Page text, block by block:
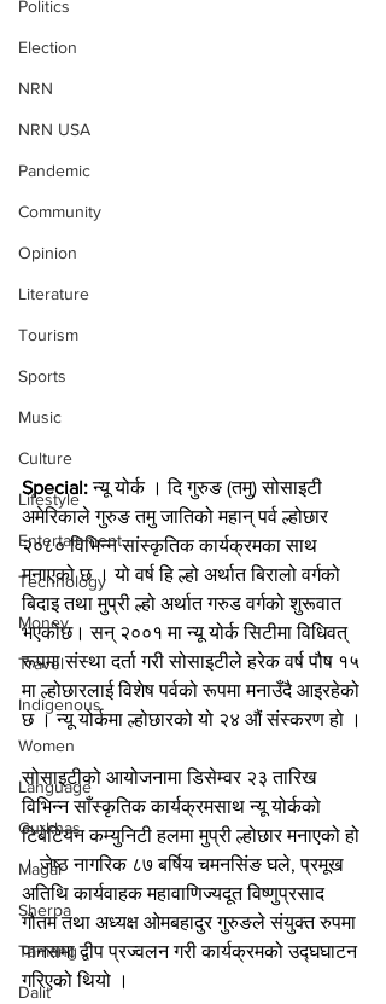
Politics
Election
NRN
NRN USA
Pandemic
Community
Opinion
Literature
Tourism
Sports
Music
Culture
Lifestyle
Entertainment
Technology
Money
Travel
Indigenous
Women
Language
Gurkhas
Magar
Sherpa
Tamang
Dalit
Special: न्यू योर्क । दि गुरुङ (तमु) सोसाइटी
अमेरिकाले गुरुङ तमु जातिको महान् पर्व ल्होछार
२०८० विभिन्न सांस्कृतिक कार्यक्रमका साथ
मनाएको छ । यो वर्ष हि ल्हो अर्थात बिरालो वर्गको
बिदाइ तथा मुप्री ल्हो अर्थात गरुड वर्गको शुरूवात
भएकोछ। सन् २००१ मा न्यू योर्क सिटीमा विधिवत्
रूपमा संस्था दर्ता गरी सोसाइटीले हरेक वर्ष पौष १५
मा ल्होछारलाई विशेष पर्वको रूपमा मनाउँदै आइरहेको
छ । न्यू योर्कमा ल्होछारको यो २४ औं संस्करण हो ।
सोसाइटीको आयोजनामा डिसेम्वर २३ तारिख
विभिन्न साँस्कृतिक कार्यक्रमसाथ न्यू योर्कको
टिबेटियन कम्युनिटी हलमा मुप्री ल्होछार मनाएको हो
। जेष्ठ नागरिक ८७ बर्षिय चमनसिंङ घले, प्रमूख
अतिथि कार्यवाहक महावाणिज्यदूत विष्णुप्रसाद
गौतम तथा अध्यक्ष ओमबहादुर गुरुङले संयुक्त रुपमा
पानसमा द्वीप प्रज्वलन गरी कार्यक्रमको उद्घघाटन
गरिएको थियो ।